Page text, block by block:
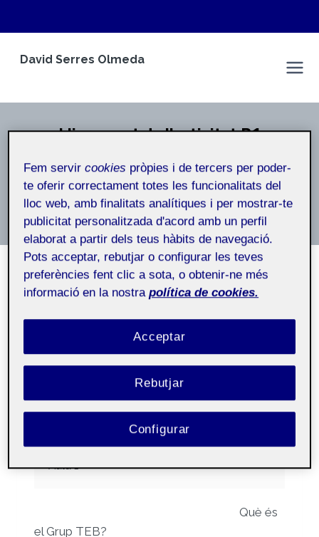
David Serres Olmeda
Lliurament de l'activitat R1
Inici / Lliurament de l'activitat R1
Lliurament de l’activitat R1
NO CATEGORITZAT
Treballar per incloure: TEB
un model consolidat
21.346 –
econòmiques –
Aula 1
Públic
Què és
el Grup TEB?
Fem servircookies pròpies i de tercers per poder-
te oferir correctament totes les funcionalitats del
lloc web, amb finalitats analítiques i per mostrar-te
publicitat personalitzada d'acord amb un perfil
elaborat a partir dels teus hàbits de navegació.
Pots acceptar, rebutjar o configurar les teves
preferències fent clic a sota, o obtenir-ne més
informació en la nostra política de cookies.
Rebutjar
Acceptar
Configurar